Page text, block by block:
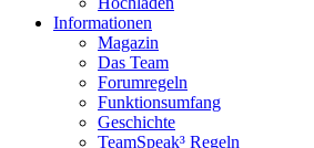
Informationen
Magazin
Das Team
Forumregeln
Funktionsumfang
Geschichte
TeamSpeak³ Regeln